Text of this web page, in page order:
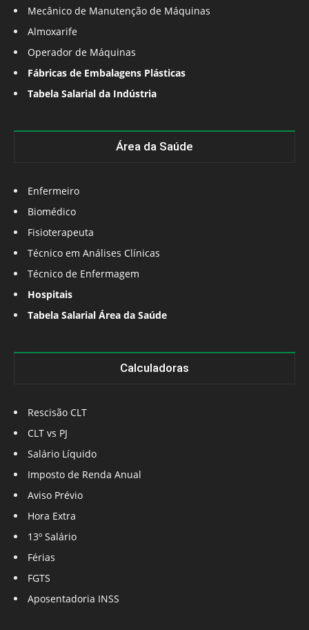
Mecânico de Manutenção de Máquinas
Almoxarife
Operador de Máquinas
Fábricas de Embalagens Plásticas
Tabela Salarial da Indústria
Área da Saúde
Enfermeiro
Biomédico
Fisioterapeuta
Técnico em Análises Clínicas
Técnico de Enfermagem
Hospitais
Tabela Salarial Área da Saúde
Calculadoras
Rescisão CLT
CLT vs PJ
Salário Líquido
Imposto de Renda Anual
Aviso Prévio
Hora Extra
13º Salário
Férias
FGTS
Aposentadoria INSS